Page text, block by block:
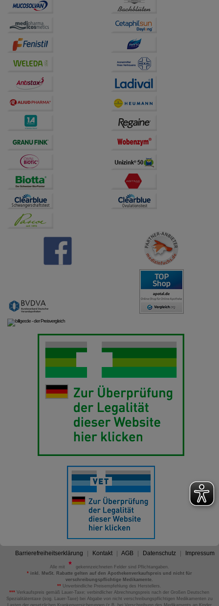
Besuchers oder unsere Seite an bevorzugte
Verhaltensweisen (z.B. Spracheinstellung)
anzupassen. Komfort-Cookies ermöglichen es uns
auch auf Ihre Bedürfnisse zugeschrittene Inhalte
anzuzeigen und unser Partnerprogramm zu
betreiben.
Statistik & Tracking:
Hierüber lassen sich
Informationen über die Art und Weise der Nutzung
unserer Website sammeln, mit deren Hilfe wir unsere
auf unserer Website aber auch die Werbung auf
Drittseiten möglichst relevant für Sie zu gestalten.
Bitte beachten Sie, dass Daten hierfür teilweise an
Dritte wie z.B. Google oder soziale Medien
Barrierefreiheitserklärung Kontakt AGB Datenschutz Impressum
Alle mit
gekennzeichneten Felder sind Pflichtangaben.
*inkl. MwSt. Rabatte gelten auf den Apothekenverkaufspreis und nicht für
verschreibungspflichtige Medikamente.
** Unverbindliche Preisempfehlung des Herstellers.
*** Verkaufspreis gemäß Lauer-Taxe; verbindlicher Abrechnungspreis nach der Großen Deutschen
Spezialitätentaxe (sog. Lauer-Taxe) bei Abgabe von nicht verschreibungspflichtigen Medikamenten zu
Lasten der gesetzlichen Krankenversicherungen (z.B. bei Verschreibung des Medikaments an Kinder